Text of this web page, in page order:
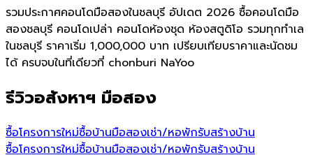
รวมประกาศคอนโดมือสองในชลบุรี อัปเดต 2026 ซื้อคอนโดมือ
สองชลบุรี คอนโดเปล่า คอนโดห้องชุด ห้องสตูดิโอ รวมทุกทำเล
ในชลบุรี ราคาเริ่ม 1,000,000 บาท เปรียบเทียบราคาและนัดชม
ได้ ครบจบในที่เดียวที่ chonburi NaYoo
รีวิวอสังหาฯ มือสอง
ซื้อโครงการใหม่ซื้อบ้านมือสองเช่า/หอพักรับสร้างบ้าน
ซื้อโครงการใหม่ซื้อบ้านมือสองเช่า/หอพักรับสร้างบ้าน